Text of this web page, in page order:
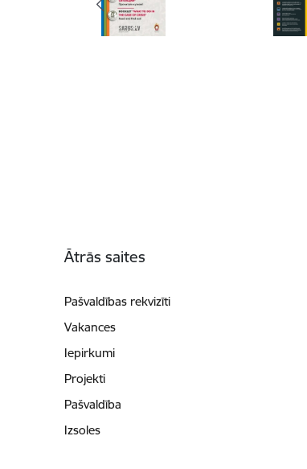
Ātrās saites
Pašvaldības rekvizīti
Vakances
Iepirkumi
Projekti
Pašvaldība
Izsoles